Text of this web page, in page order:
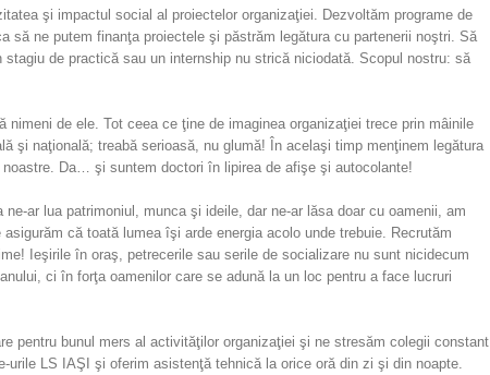
şi impactul social al proiectelor organizaţiei. Dezvoltăm programe de
să ne putem finanţa proiectele şi păstrăm legătura cu partenerii noştri. Să
de practică sau un internship nu strică niciodată. Scopul nostru: să
nimeni de ele. Tot ceea ce ţine de imaginea organizaţiei trece prin mâinile
şi naţională; treabă serioasă, nu glumă! În acelaşi timp menţinem legătura
Da… şi suntem doctori în lipirea de afişe şi autocolante!
ar lua patrimoniul, munca şi ideile, dar ne-ar lăsa doar cu oamenii, am
că toată lumea îşi arde energia acolo unde trebuie. Recrutăm
Ieşirile în oraş, petrecerile sau serile de socializare nu sunt nicidecum
ci în forţa oamenilor care se adună la un loc pentru a face lucruri
pentru bunul mers al activităţilor organizaţiei şi ne stresăm colegii constant
LS IAŞI şi oferim asistenţă tehnică la orice oră din zi şi din noapte.